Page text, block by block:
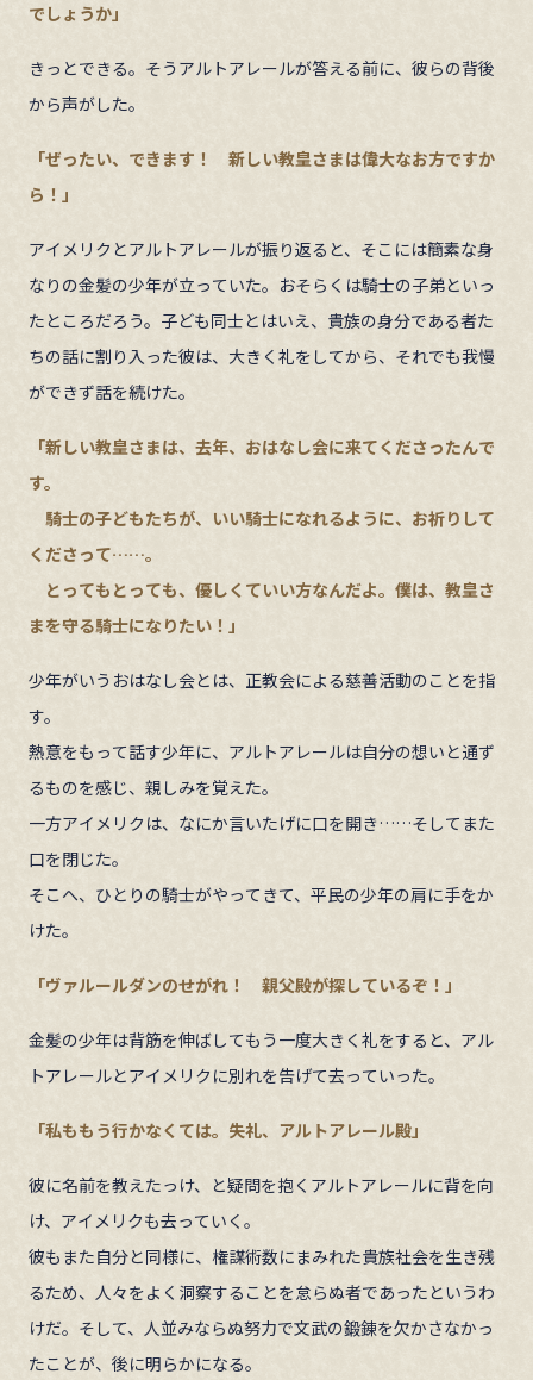
でしょうか」
きっとできる。そうアルトアレールが答える前に、彼らの背後
から声がした。
「ぜったい、できます！ 新しい教皇さまは偉大なお方ですか
ら！」
アイメリクとアルトアレールが振り返ると、そこには簡素な身
なりの金髪の少年が立っていた。おそらくは騎士の子弟といっ
たところだろう。子ども同士とはいえ、貴族の身分である者た
ちの話に割り入った彼は、大きく礼をしてから、それでも我慢
ができず話を続けた。
「新しい教皇さまは、去年、おはなし会に来てくださったんで
す。
騎士の子どもたちが、いい騎士になれるように、お祈りして
くださって……。
とってもとっても、優しくていい方なんだよ。僕は、教皇さ
まを守る騎士になりたい！」
少年がいうおはなし会とは、正教会による慈善活動のことを指
す。
熱意をもって話す少年に、アルトアレールは自分の想いと通ず
るものを感じ、親しみを覚えた。
一方アイメリクは、なにか言いたげに口を開き……そしてまた
口を閉じた。
そこへ、ひとりの騎士がやってきて、平民の少年の肩に手をか
けた。
「ヴァルールダンのせがれ！ 親父殿が探しているぞ！」
金髪の少年は背筋を伸ばしてもう一度大きく礼をすると、アル
トアレールとアイメリクに別れを告げて去っていった。
「私ももう行かなくては。失礼、アルトアレール殿」
彼に名前を教えたっけ、と疑問を抱くアルトアレールに背を向
け、アイメリクも去っていく。
彼もまた自分と同様に、権謀術数にまみれた貴族社会を生き残
るため、人々をよく洞察することを怠らぬ者であったというわ
けだ。そして、人並みならぬ努力で文武の鍛錬を欠かさなかっ
たことが、後に明らかになる。